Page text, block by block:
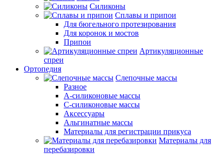
Силиконы
Сплавы и припои
Для бюгельного протезирования
Для коронок и мостов
Припои
Артикуляционные
спреи
Ортопедия
Слепочные массы
Разное
А-силиконовые массы
С-силиконовые массы
Аксессуары
Альгинатные массы
Материалы для регистрации прикуса
Материалы для
перебазировки